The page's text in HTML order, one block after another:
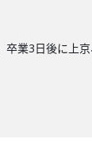
業3日後に上